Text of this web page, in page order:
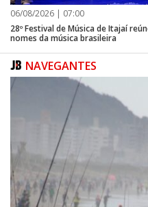
06/08/2026 | 07:00
28º Festival de Música de Itajaí
nomes da música brasileira
NAVEGANTES